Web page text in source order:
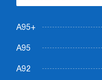
А95+
А95
А92